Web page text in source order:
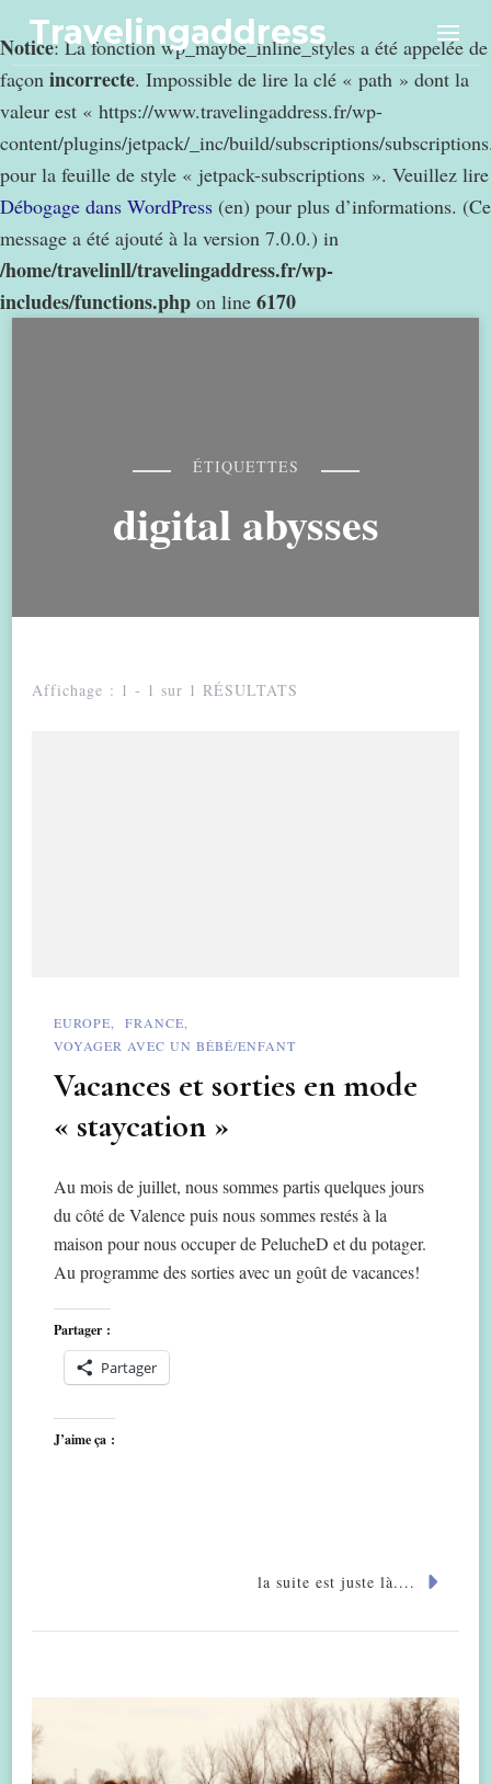
Notice: La fonction wp_maybe_inline_styles a été appelée de
façon incorrecte. Impossible de lire la clé « path » dont la
valeur est « https://www.travelingaddress.fr/wp-
content/plugins/jetpack/_inc/build/subscriptions/
pour la feuille de style « jetpack-subscriptions ». Veuillez lire
Débogage dans WordPress (en) pour plus d’informations. (Ce
message a été ajouté à la version 7.0.0.) in
/home/travelinll/travelingaddress.fr/wp-
includes/functions.php on line 6170
Travelingaddress
ÉTIQUETTES
digital abysses
Affichage : 1 - 1 sur 1 RÉSULTATS
EUROPE
FRANCE
VOYAGER AVEC UN BÉBÉ/ENFANT
Vacances et sorties en mode
« staycation »
Au mois de juillet, nous sommes partis quelques jours
du côté de Valence puis nous sommes restés à la
maison pour nous occuper de PelucheD et du potager.
Au programme des sorties avec un goût de vacances!
Partager :
Partager
J’aime ça :
la suite est juste là....